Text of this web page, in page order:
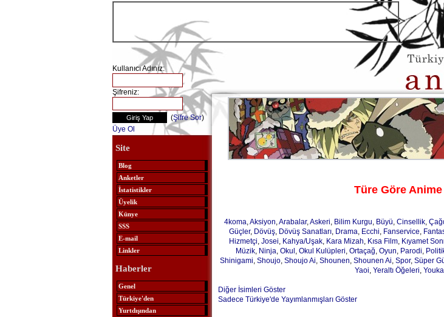
Kullanıcı Adınız:
Şifreniz:
(Şifre Sor)
Üye Ol
Site
Blog
Anketler
İstatistikler
Üyelik
Künye
SSS
E-mail
Linkler
Haberler
Genel
Türkiye'den
Yurtdışından
Türe Göre Anime
4koma,Aksiyon,Arabalar,Askeri, Bilim Kurgu, Büyü, Cinsellik,
Güçler, Dövüş, Dövüş Sanatları, Drama, Ecchi, Fanservice,
Hizmetçi, Josei, Kahya/Uşak, Kara Mizah, Kısa Film, Kıyamet
Müzik, Ninja, Okul , Okul Kulüpleri, Ortaçağ, Oyun, Parodi,
Shinigami, Shoujo, Shoujo Ai, Shounen, Shounen Ai, Spor, Süper
Yaoi, Yeraltı Öğeleri,
Diğer İsimleri Göster
Sadece Türkiye'de Yayımlanmışları Göster